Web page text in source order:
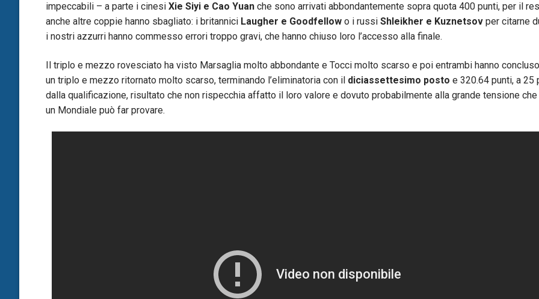
impeccabili – a parte i cinesi Xie Siyi e Cao Yuan che sono arrivati abbondantemente sopra quota 400 punti, per il
anche altre coppie hanno sbagliato: i britannici Laugher e Goodfellow o i russi Shleikher e Kuznetsov per citarne
i nostri azzurri hanno commesso errori troppo gravi, che hanno chiuso loro l’accesso alla finale.
Il triplo e mezzo rovesciato ha visto Marsaglia molto abbondante e Tocci molto scarso e poi entrambi hanno
un triplo e mezzo ritornato molto scarso, terminando l’eliminatoria con il diciassettesimo posto e 320.64 punti, a 25
dalla qualificazione, risultato che non rispecchia affatto il loro valore e dovuto probabilmente alla grande tensione
un Mondiale può far provare.